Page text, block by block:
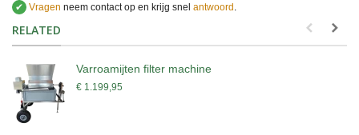
✔ Vragen neem contact op en krijg snel antwoord
RELATED
Varroamijten filter machine
€ 1.199,95